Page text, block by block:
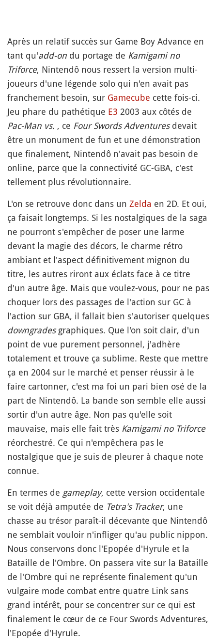
Après un relatif succès sur Game Boy Advance en
tant qu'add-on du portage de Kamigami no
Triforce, Nintendô nous ressert la version multi-
joueurs d'une légende solo qui n'en avait pas
franchement besoin, sur Gamecube cette fois-ci.
Jeu phare du pathétique E3 2003 aux côtés de
Pac-Man vs. , ce Four Swords Adventuresdevait
être un monument de fun et une démonstration
que finalement, Nintendô n'avait pas besoin de
online, parce que la connectivité GC-GBA, c'est
tellement plus révolutionnaire.
L'on se retrouve donc dans un Zelda en 2D. Et oui,
ça faisait longtemps. Si les nostalgiques de la saga
ne pourront s'empêcher de poser une larme
devant la magie des décors, le charme rétro
ambiant et l'aspect définitivement mignon du
titre, les autres riront aux éclats face à ce titre
d'un autre âge. Mais que voulez-vous, pour ne pas
choquer lors des passages de l'action sur GC à
l'action sur GBA, il fallait bien s'autoriser quelques
downgradesgraphiques. Que l'on soit clair, d'un
point de vue purement personnel, j'adhère
totalement et trouve ça sublime. Reste que mettre
ça en 2004 sur le marché et penser réussir à le
faire cartonner, c'est ma foi un pari bien osé de la
part de Nintendô. La bande son semble elle aussi
sortir d'un autre âge. Non pas qu'elle soit
mauvaise, mais elle fait très Kamigami no Triforce
réorchestré. Ce qui n'empêchera pas le
nostalgique que je suis de pleurer à chaque note
connue.
En termes de gameplay, cette version occidentale
se voit déjà amputée de Tetra's Tracker, une
chasse au trésor paraît-il décevante que Nintendô
ne semblait vouloir n'infliger qu'au public nippon.
Nous conservons donc l'Epopée d'Hyrule et la
Bataille de l'Ombre. On passera vite sur la Bataille
de l'Ombre qui ne représente finalement qu'un
vulgaire mode combat entre quatre Link sans
grand intérêt, pour se concentrer sur ce qui est
finalement le cœur de ce Four Swords Adventures,
l'Epopée d'Hyrule.